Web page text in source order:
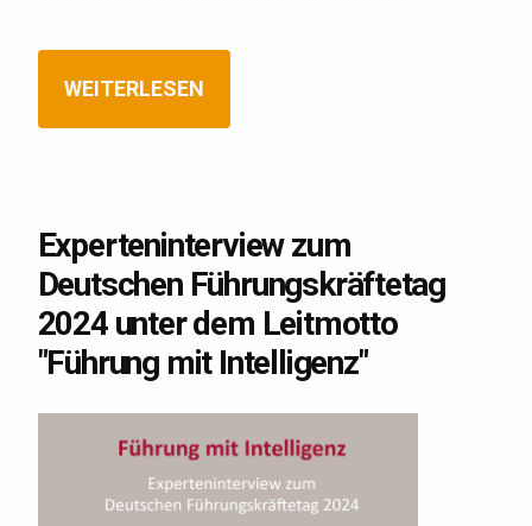
WEITERLESEN
Experteninterview zum
Deutschen Führungskräftetag
2024 unter dem Leitmotto
"Führung mit Intelligenz"